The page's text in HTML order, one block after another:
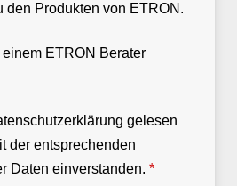
den Produkten von ETRON.
einem ETRON Berater
gelesen
der entsprechenden
Daten einverstanden. *